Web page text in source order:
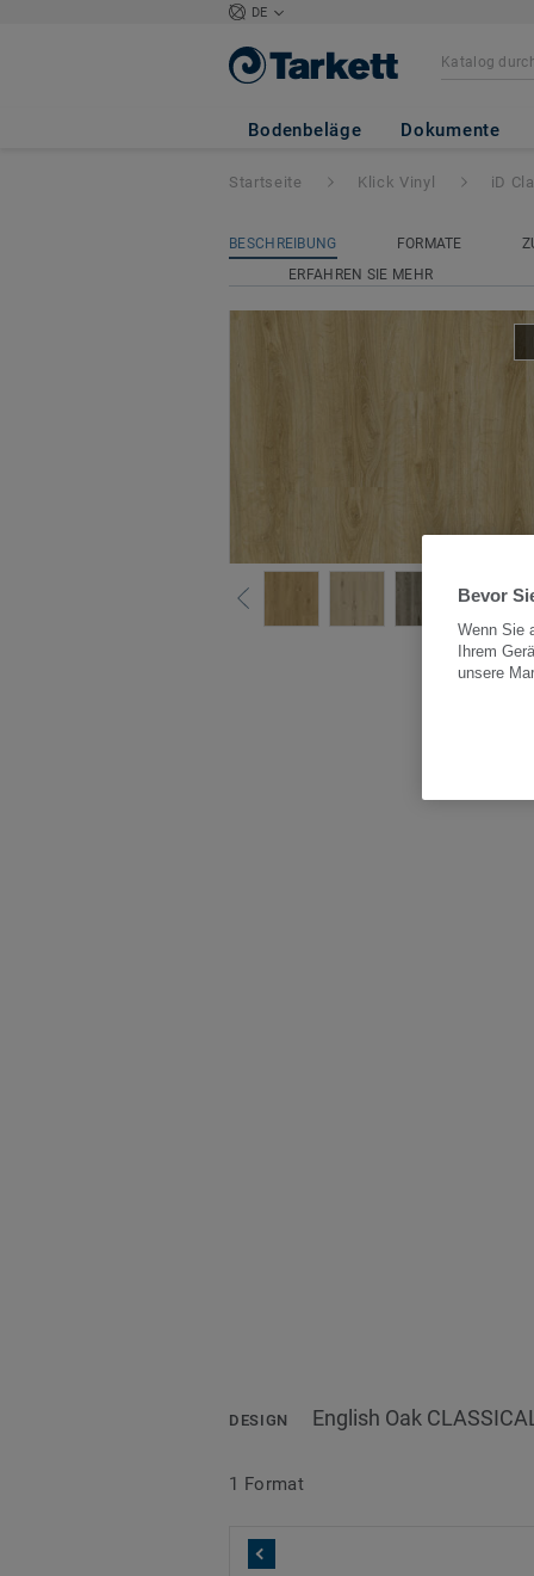
DE
Bodenbeläge Dokumente
iD Classics Click
Startseite Klick Vinyl iD
BESCHREIBUNG FORMATE
ERFAHREN SIE MEHR
Alle
DESIGN English Oak
1 Format
Bevor
Wenn Sie
Ihrem
unsere